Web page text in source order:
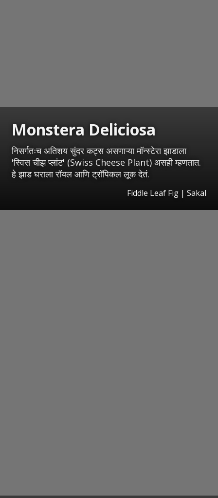
Monstera Deliciosa
निसर्गतःच अतिशय सुंदर कट्स असणाऱ्या मॉन्स्टेरा झाडाला
'स्विस चीझ प्लांट' (Swiss Cheese Plant) असही म्हणतात.
हे झाड घराला रॉयल आणि ट्रॉपिकल लूक देतं.
Fiddle Leaf Fig | Sakal